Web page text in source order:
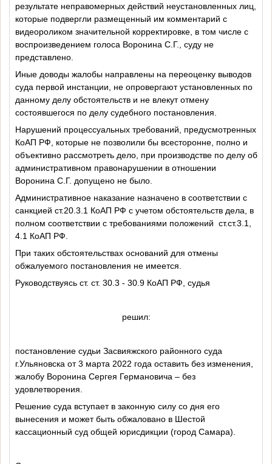
результате неправомерных действий неустановленных лиц,
которые подвергли размещенный им комментарий с
видеороликом значительной корректировке, в том числе с
воспроизведением голоса Воронина С.Г., суду не
представлено.
Иные доводы жалобы направлены на переоценку выводов
суда первой инстанции, не опровергают установленных по
данному делу обстоятельств и не влекут отмену
состоявшегося по делу судебного постановления.
Нарушений процессуальных требований, предусмотренных
КоАП РФ, которые не позволили бы всесторонне, полно и
объективно рассмотреть дело, при производстве по делу об
административном правонарушении в отношении
Воронина С.Г. допущено не было.
Административное наказание назначено в соответствии с
санкцией ст.20.3.1 КоАП РФ с учетом обстоятельств дела, в
полном соответствии с требованиями положений ст.ст.3.1,
4.1 КоАП РФ.
При таких обстоятельствах оснований для отмены
обжалуемого постановления не имеется.
Руководствуясь ст. ст. 30.3 - 30.9 КоАП РФ, судья
решил:
постановление судьи Засвияжского районного суда
г.Ульяновска от 3 марта 2022 года оставить без изменения,
жалобу Воронина Сергея Германовича – без
удовлетворения.
Решение суда вступает в законную силу со дня его
вынесения и может быть обжаловано в Шестой
кассационный суд общей юрисдикции (город Самара).